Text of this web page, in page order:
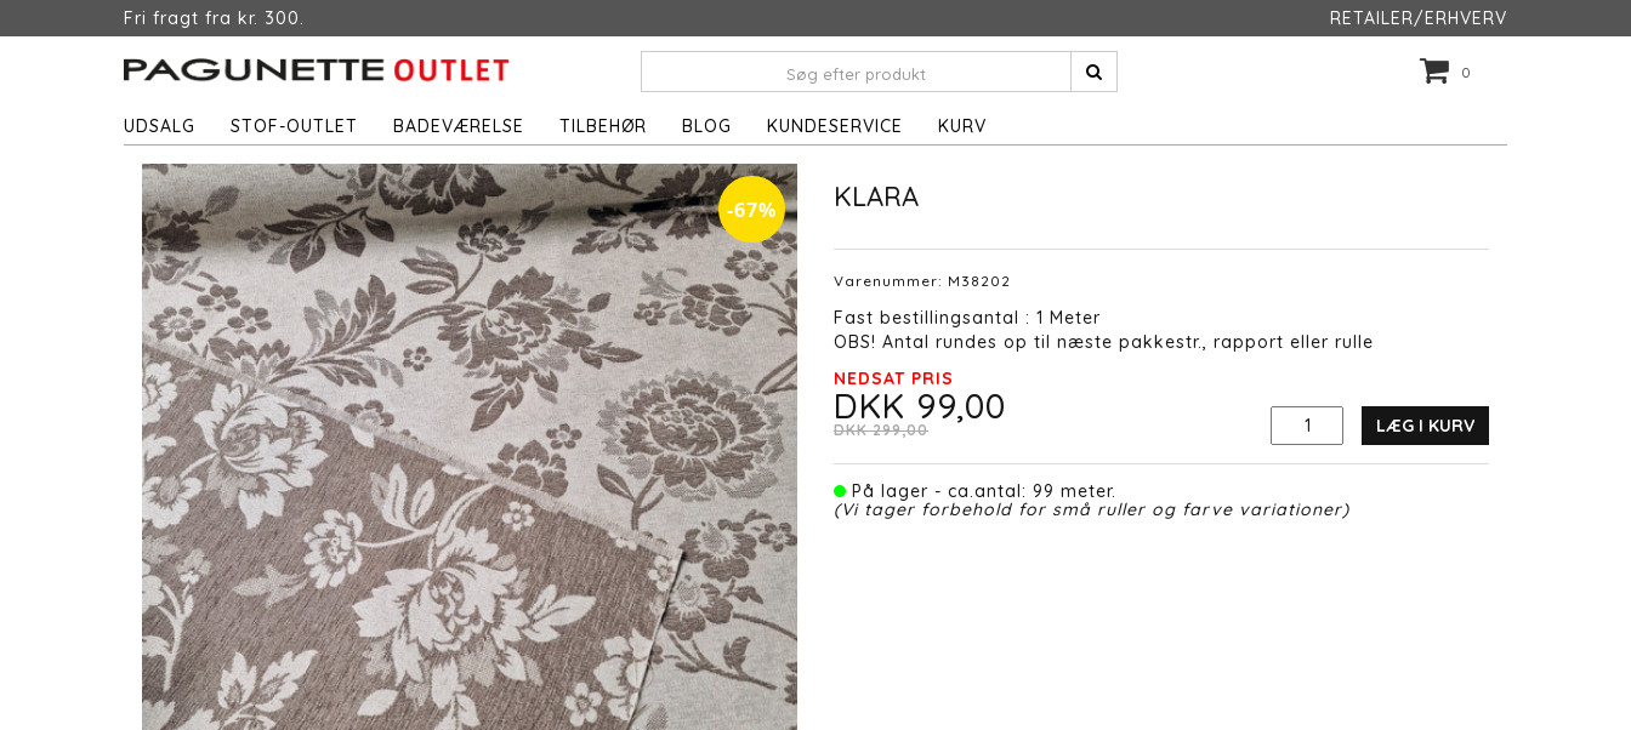
Fri fragt fra kr. 300. RETAILER/ERHVERV
0
UDSALG STOF-OUTLET BADEVÆRELSE TILBEHØR BLOG KUNDESERVICE KURV
-67% KLARA
Varenummer: M38202
Fast bestillingsantal : 1 Meter
OBS! Antal rundes op til næste pakkestr., rapport eller rulle
NEDSAT PRIS
DKK 99,00
DKK 299,00 LÆG I KURV
På lager - ca.antal: 99 meter.
(Vi tager forbehold for små ruller og farve variationer)